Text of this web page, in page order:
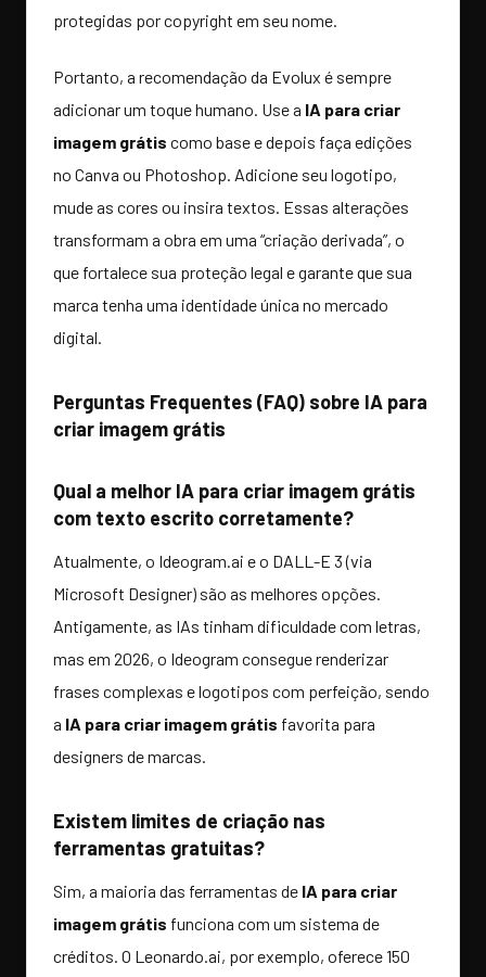
protegidas por copyright em seu nome.
Portanto, a recomendação da Evolux é sempre
adicionar um toque humano. Use a IA para criar
imagem grátis como base e depois faça edições
no Canva ou Photoshop. Adicione seu logotipo,
mude as cores ou insira textos. Essas alterações
transformam a obra em uma “criação derivada”, o
que fortalece sua proteção legal e garante que sua
marca tenha uma identidade única no mercado
digital.
Perguntas Frequentes (FAQ) sobre IA para
criar imagem grátis
Qual a melhor IA para criar imagem grátis
com texto escrito corretamente?
Atualmente, o Ideogram.ai e o DALL-E 3 (via
Microsoft Designer) são as melhores opções.
Antigamente, as IAs tinham dificuldade com letras,
mas em 2026, o Ideogram consegue renderizar
frases complexas e logotipos com perfeição, sendo
a IA para criar imagem grátis favorita para
designers de marcas.
Existem limites de criação nas
ferramentas gratuitas?
Sim, a maioria das ferramentas de IA para criar
imagem grátis funciona com um sistema de
créditos. O Leonardo.ai, por exemplo, oferece 150